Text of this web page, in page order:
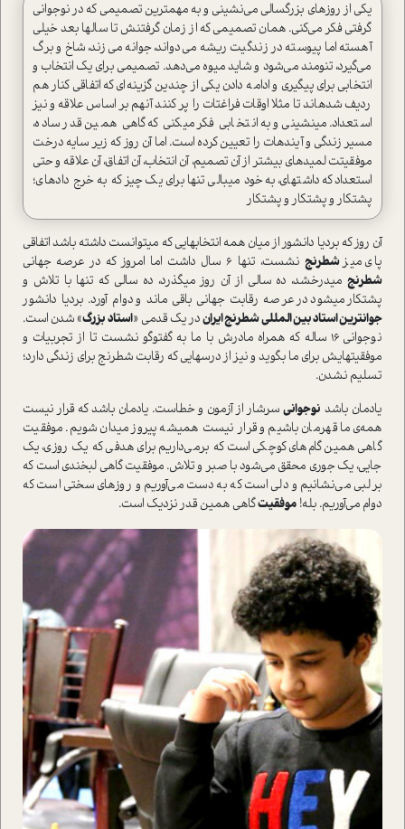
یکی از روزهای بزرگسالی می‌­نشینی و به مهم­ترین تصمیمی که در نوجوانی
گرفتی فکر می­‌کنی. همان تصمیمی که از زمان گرفتنش تا سال­ها بعد خیلی
آهسته اما پیوسته در زندگیت ریشه می­‌دواند، جوانه می‌­زند، شاخ و برگ
می­‌گیرد، تنومند می­‌شود و شاید میوه می­‌دهد. تصمیمی برای یک انتخاب و
انتخابی برای پیگیری و ادامه دادن یکی از چندین گزینه‌­ای که اتفاقی کنار هم
ردیف شده­اند تا مثلا اوقات فراغت­ات را پر کنند آن­هم بر اساس علاقه و نیز
استعداد. می­نشینی و به انتخابی فکر می­کنی که گاهی همین قدر ساده،
مسیر زندگی و آینده­ات را تعیین کرده است. اما آن روز که زیر سایه درخت
موفقیتت لمیده­ای بیشتر از آن تصمیم، آن انتخاب، آن اتفاق، آن علاقه و حتی
استعداد که داشته­ای، به خود می­بالی تنها برای یک چیز که به خرج داده­ای؛
پشتکار و پشتکار و پشتکار
آن روز که بردیا دانشور از میان همه انتخاب­هایی که می­توانست داشته باشد اتفاقی
پای میزشطرنج نشست، تنها 6 سال داشت اما امروز که در عرصه جهانی
شطرنج می­درخشد، ده سالی از آن روز می­گذرد، ده سالی که تنها با تلاش و
پشتکار می­شود در عرصه رقابت جهانی باقی ماند و دوام آورد. بردیا دانشور
جوان­ترین استاد بین المللی شطرنج ایراندر یک قدمی «استاد بزرگ» شدن است.
نوجوانی 16 ساله که همراه مادرش با ما به گفت­وگو نشست تا از تجربیات و
موفقیت­هایش برای ما بگوید و نیز از درس­هایی که رقابت شطرنج برای زندگی دارد؛
تسلیم نشدن.
یادمان باشد نوجوانی سرشار از آزمون و خطاست. یادمان باشد که قرار نیست
همه‌ی ما قهرمان باشیم و قرار نیست همیشه پیروز میدان شویم. موفقیت
گاهی همین گام‌های کوچکی است که برمی‌داریم برای هدفی که یک روزی، یک
جایی، یک جوری محقق می‌شود با صبر و تلاش. موفقیت گاهی لبخندی است که
بر لبی می‌نشانیم و دلی است که به دست می‌آوریم و روزهای سختی است که
دوام می‌آوریم. بله! موفقیتگاهی همین قدر نزدیک است.